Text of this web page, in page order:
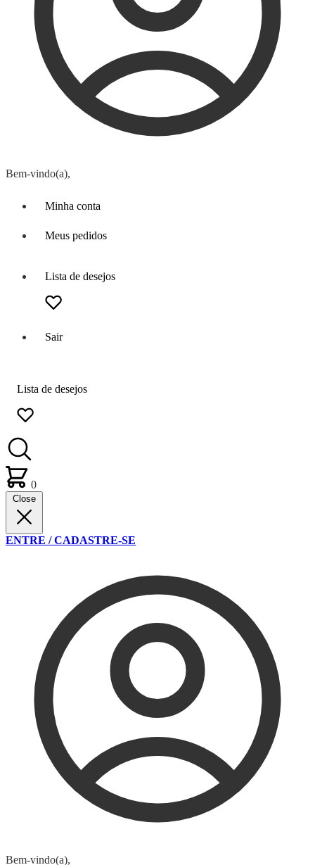
Bem-vindo(a),
Minha conta
Meus pedidos
Lista de desejos
Sair
Lista de desejos
0
Close
ENTRE / CADASTRE-SE
Bem-vindo(a),